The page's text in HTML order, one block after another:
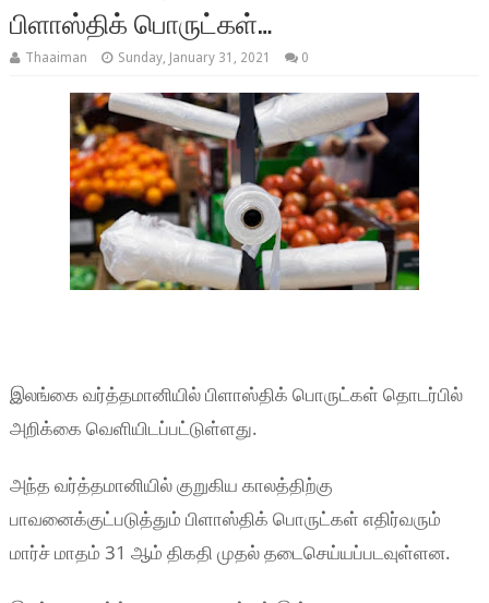
பிளாஸ்திக் பொருட்கள்…
Thaaiman Sunday, January 31, 2021 0
இலங்கை வர்த்தமானியில் பிளாஸ்திக் பொருட்கள் தொடர்பில்
அறிக்கை வெளியிடப்பட்டுள்ளது.
அந்த வர்த்தமானியில் குறுகிய காலத்திற்கு
பாவனைக்குட்படுத்தும் பிளாஸ்திக் பொருட்கள் எதிர்வரும்
மார்ச் மாதம் 31 ஆம் திகதி முதல் தடைசெய்யப்படவுள்ளன.